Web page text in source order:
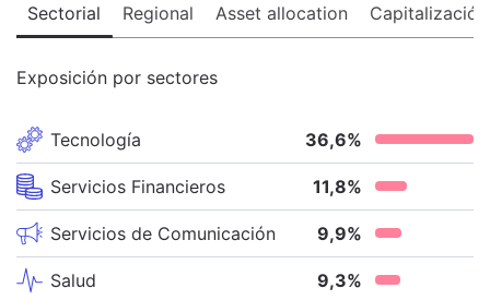
Sectorial Regional Asset allocation Capitalización
Exposición por sectores
Tecnología 36,6%
Servicios Financieros 11,8%
Servicios de Comunicación 9,9%
Salud 9,3%